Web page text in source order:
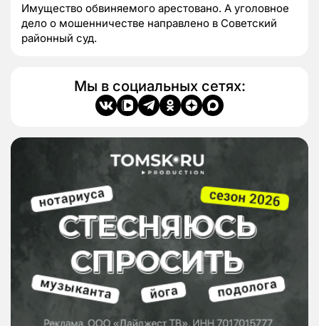
Имущество обвиняемого арестовано. А уголовное
дело о мошенничестве направлено в Советский
районный суд.
Мы в социальных сетях: